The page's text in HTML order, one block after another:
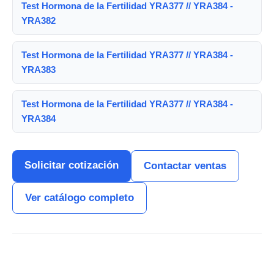
Test Hormona de la Fertilidad YRA377 // YRA384 -
YRA382
Test Hormona de la Fertilidad YRA377 // YRA384 -
YRA383
Test Hormona de la Fertilidad YRA377 // YRA384 -
YRA384
Solicitar cotización Contactar ventas
Ver catálogo completo